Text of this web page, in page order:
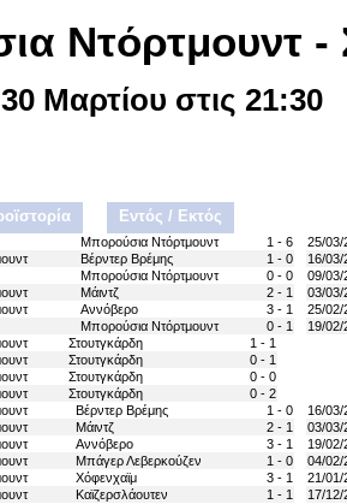
Ντόρτμουντ -
Μαρτίου στις 21:30
Εντός / Εκτός
Μπορούσια Ντόρτμουντ
1 - 6
Βέρντερ Βρέμης
1 - 0
Μπορούσια Ντόρτμουντ
0 - 0
Μάιντζ
2 - 1
Αννόβερο
3 - 1
Μπορούσια Ντόρτμουντ 0 - 1
25/03/
16/03/
09/03/
03/03/
25/02/
19/02/
Στουτγκάρδη
1 - 1
Στουτγκάρδη
0 - 1
Στουτγκάρδη
0 - 0
Στουτγκάρδη
0 - 2
Βέρντερ Βρέμης
1 - 0
Μάιντζ
2 - 1
Αννόβερο
3 - 1
Μπάγερ Λεβερκούζεν
1 - 0
Χόφενχαϊμ
3 - 1
Καϊζερσλάουτεν 1 - 1
16/03/
03/03/
19/02/
04/02/
21/01/
17/12/